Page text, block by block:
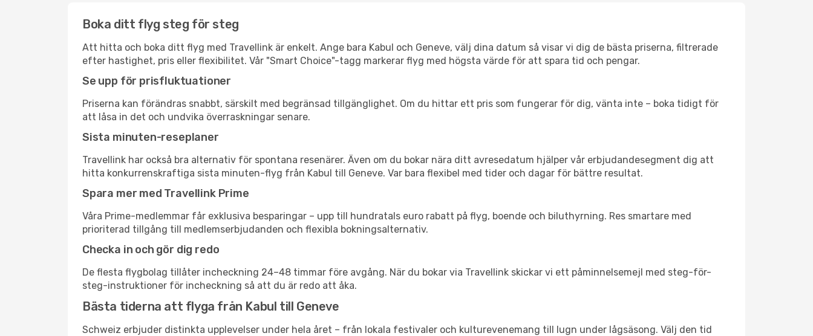
Boka ditt flyg steg för steg
Att hitta och boka ditt flyg med Travellink är enkelt. Ange bara Kabul och Geneve, välj dina datum så visar vi dig de bästa priserna, filtrerade
efter hastighet, pris eller flexibilitet. Vår "Smart Choice"-tagg markerar flyg med högsta värde för att spara tid och pengar.
Se upp för prisfluktuationer
Priserna kan förändras snabbt, särskilt med begränsad tillgänglighet. Om du hittar ett pris som fungerar för dig, vänta inte – boka tidigt för
att låsa in det och undvika överraskningar senare.
Sista minuten-reseplaner
Travellink har också bra alternativ för spontana resenärer. Även om du bokar nära ditt avresedatum hjälper vår erbjudandesegment dig att
hitta konkurrenskraftiga sista minuten-flyg från Kabul till Geneve. Var bara flexibel med tider och dagar för bättre resultat.
Spara mer med Travellink Prime
Våra Prime-medlemmar får exklusiva besparingar – upp till hundratals euro rabatt på flyg, boende och biluthyrning. Res smartare med
prioriterad tillgång till medlemserbjudanden och flexibla bokningsalternativ.
Checka in och gör dig redo
De flesta flygbolag tillåter incheckning 24–48 timmar före avgång. När du bokar via Travellink skickar vi ett påminnelsemejl med steg-för-
steg-instruktioner för incheckning så att du är redo att åka.
Bästa tiderna att flyga från Kabul till Geneve
Schweiz erbjuder distinkta upplevelser under hela året – från lokala festivaler och kulturevenemang till lugn under lågsäsong. Välj den tid